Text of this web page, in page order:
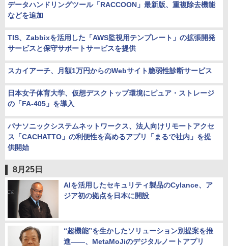
データハンドリングツール「RACCOON」最新版、重複除去機能
などを追加
TIS、Zabbixを活用した「AWS監視用テンプレート」の拡張開発
サービスと保守サポートサービスを提供
スカイアーチ、月額1万円からのWebサイト脆弱性診断サービス
日本女子体育大学、仮想デスクトップ環境にピュア・ストレージ
の「FA-405」を導入
パナソニックシステムネットワークス、法人向けリモートアクセ
ス「CACHATTO」の利便性を高めるアプリ「まるで社内」を提
供開始
8月25日
AIを活用したセキュリティ製品のCylance、ア
ジア初の拠点を日本に開設
“超機能”を生かしたソリューション別提案を推
進――、MetaMoJiのデジタルノートアプリ